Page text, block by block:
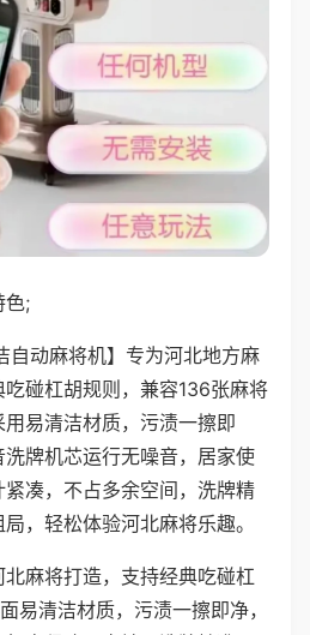
色;
自动麻将机】专为河北地方麻
碰杠胡规则，兼容136张麻将
易清洁材质，污渍一擦即
牌机芯运行无噪音，居家使
凑，不占多余空间，洗牌精
，轻松体验河北麻将乐趣。
麻将打造，支持经典吃碰杠
易清洁材质，污渍一擦即净，